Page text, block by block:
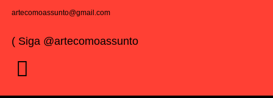
artecomoassunto@gmail.com
( Siga @artecomoassunto